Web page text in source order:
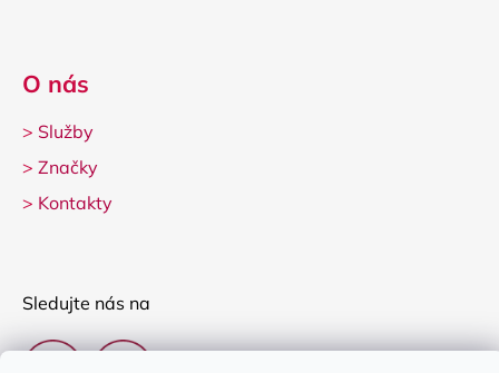
O nás
> Služby
> Značky
> Kontakty
Sledujte nás na